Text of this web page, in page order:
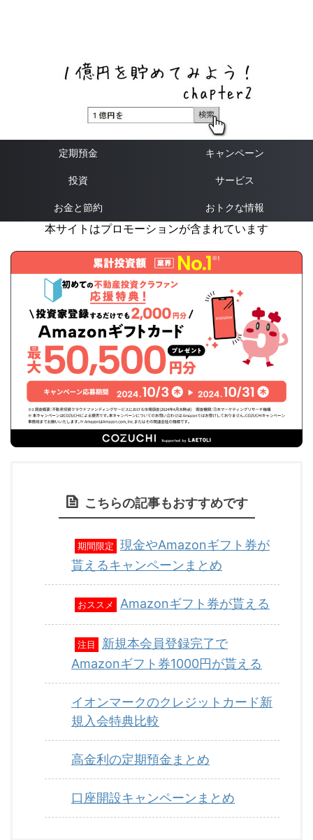
定期預金 キャンペーン
投資 サービス
お金と節約 おトクな情報
本サイトはプロモーションが含まれています
こちらの記事もおすすめです
期間限定
現金やAmazonギフト券が
貰えるキャンペーンまとめ
おススメ Amazonギフト券が貰える
注目
新規本会員登録完了で
Amazonギフト券1000円が貰える
イオンマークのクレジットカード新
規入会特典比較
高金利の定期預金まとめ
口座開設キャンペーンまとめ